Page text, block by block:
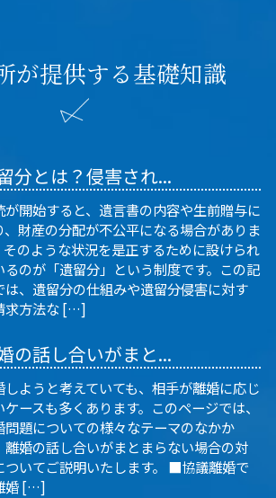
が提供する基礎知識
分とは？侵害され...
が開始すると、遺言書の内容や生前贈与に
、財産の分配が不公平になる場合がありま
そのような状況を是正するために設けられ
るのが「遺留分」という制度です。この記
は、遺留分の仕組みや遺留分侵害に対す
求方法な […]
の話し合いがまと...
しようと考えていても、相手が離婚に応じ
ケースも多くあります。このページでは、
問題についての様々なテーマのなかか
離婚の話し合いがまとまらない場合の対
ついてご説明いたします。 ■協議離婚で
婚 […]